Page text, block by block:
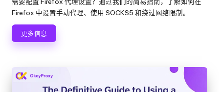
[
免
费
试
用
理
设
置
程、
络
数
Firefox 中设置手动代理、使用 SOCKS5 和绕过网络限制。
更多信息